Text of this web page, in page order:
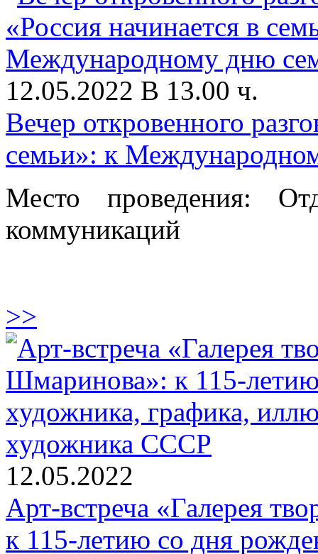
12.05.2022 В 13.00 ч.
Вечер откровенного
семьи»: к
Место проведения:
коммуникаций
>>
12.05.2022
Арт-встреча «Галерея
к 115-летию со дня